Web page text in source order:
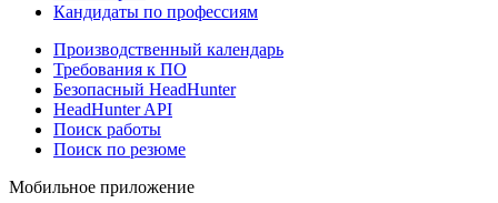
Кандидаты по профессиям
Производственный календарь
Требования к ПО
Безопасный HeadHunter
HeadHunter API
Поиск работы
Поиск по резюме
Мобильное приложение